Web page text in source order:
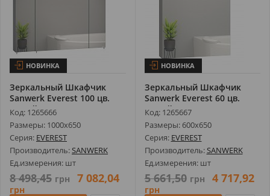
НОВИНКА
Зеркальный Шкафчик
Sanwerk Everest 100 цв.
Серый Без...
Код: 1265666
Размеры: 1000х650
Серия: EVEREST
Производитель:SANWERK
Ед.измерения: шт
8 498,45 грн 7 082,04
грн
НОВИНКА
Зеркальный Шкафчик
Sanwerk Everest 60 цв.
Серый Без ...
Код: 1265667
Размеры: 600х650
Серия: EVEREST
Производитель:SANWERK
Ед.измерения: шт
5 661,50 грн 4 717,92
грн